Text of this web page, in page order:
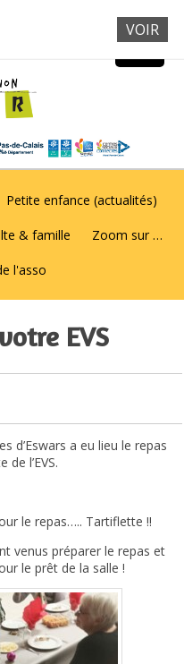
Petite enfance (actualités)
& famille Zoom sur …
l'asso
EVS
d’Eswars a eu lieu le repas
l’EVS.
le repas….. Tartiflette !!
venus préparer le repas et
le prêt de la salle !
VOIR